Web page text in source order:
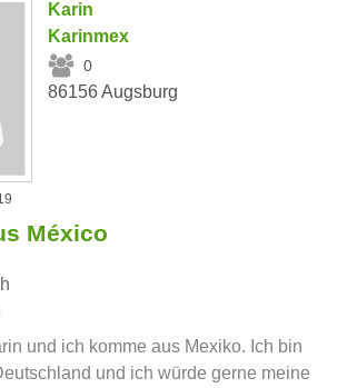
Karin
Karinmex
0
86156 Augsburg
México
und ich komme aus Mexiko. Ich bin
und ich würde gerne meine